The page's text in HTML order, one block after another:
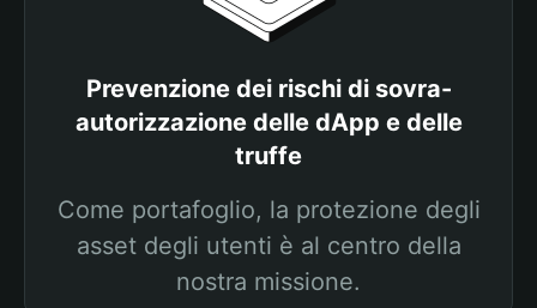
Prevenzione dei rischi di sovra-
autorizzazione delle dApp e delle
truffe
Come portafoglio, la protezione degli
asset degli utenti è al centro della
nostra missione.